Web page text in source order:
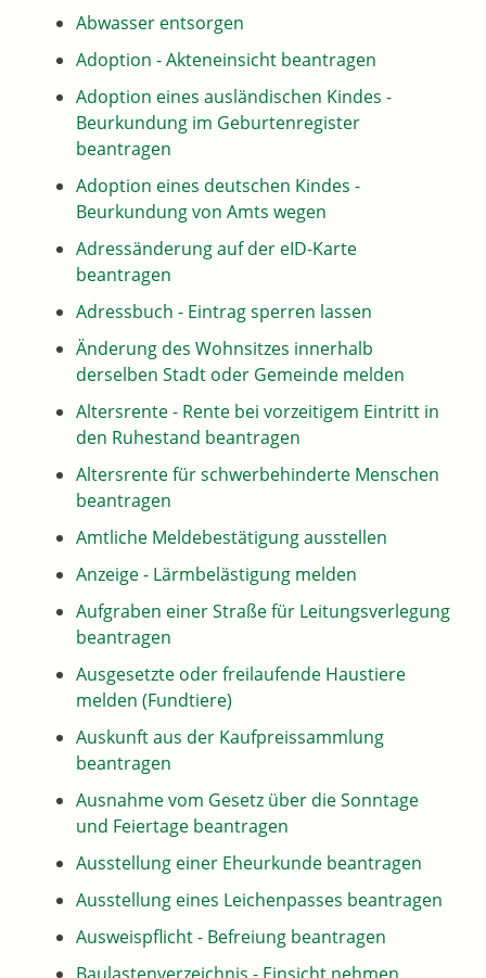
Abwasser entsorgen
Adoption - Akteneinsicht beantragen
Adoption eines ausländischen Kindes -
Beurkundung im Geburtenregister
beantragen
Adoption eines deutschen Kindes -
Beurkundung von Amts wegen
Adressänderung auf der eID-Karte
beantragen
Adressbuch - Eintrag sperren lassen
Änderung des Wohnsitzes innerhalb
derselben Stadt oder Gemeinde melden
Altersrente - Rente bei vorzeitigem Eintritt in
den Ruhestand beantragen
Altersrente für schwerbehinderte Menschen
beantragen
Amtliche Meldebestätigung ausstellen
Anzeige - Lärmbelästigung melden
Aufgraben einer Straße für Leitungsverlegung
beantragen
Ausgesetzte oder freilaufende Haustiere
melden (Fundtiere)
Auskunft aus der Kaufpreissammlung
beantragen
Ausnahme vom Gesetz über die Sonntage
und Feiertage beantragen
Ausstellung einer Eheurkunde beantragen
Ausstellung eines Leichenpasses beantragen
Ausweispflicht - Befreiung beantragen